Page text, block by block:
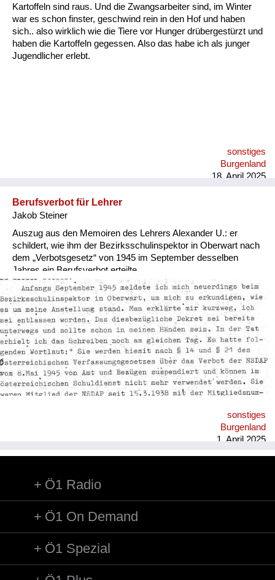
Frauen, Mütter, Kinder
Versorgung
Wohnen
Kartoffeln sind raus. Und die Zwangsarbeiter sind, im Winter
war es schon finster, geschwind rein in den Hof und haben
sich.. also wirklich wie die Tiere vor Hunger drübergestürzt und
haben die Kartoffeln gegessen. Also das habe ich als junger
Jugendlicher erlebt.
sonstiges
Burgenland
18. April 2025
Berufsverbot für Lehrer
Jakob Steiner
Auszug aus den Memoiren des Lehrers Alexander U.: er
schildert, wie ihm der Bezirksschulinspektor in Oberwart nach
dem „Verbotsgesetz“ von 1945 im September desselben
Jahres ein Berufsverbot erteilte.
sonstiges
Burgenland
1. April 2025
Ö1 Radio
Ö1 On Demand
Ö1 Spezial